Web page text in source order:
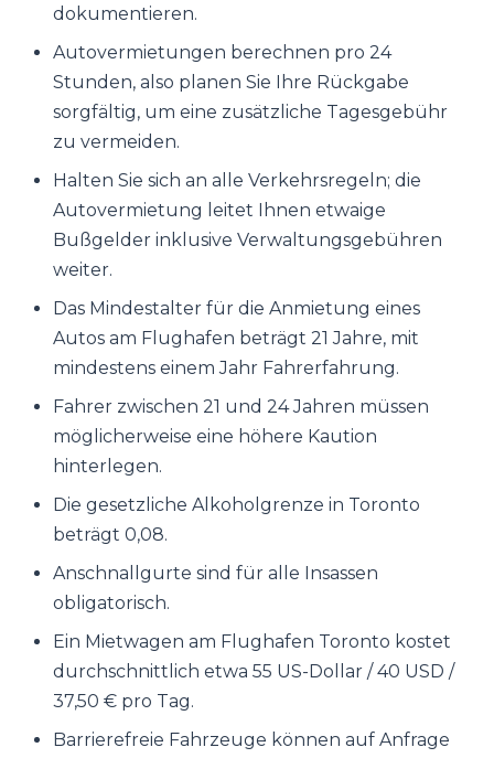
dokumentieren.
Autovermietungen berechnen pro 24
Stunden, also planen Sie Ihre Rückgabe
sorgfältig, um eine zusätzliche Tagesgebühr
zu vermeiden.
Halten Sie sich an alle Verkehrsregeln; die
Autovermietung leitet Ihnen etwaige
Bußgelder inklusive Verwaltungsgebühren
weiter.
Das Mindestalter für die Anmietung eines
Autos am Flughafen beträgt 21 Jahre, mit
mindestens einem Jahr Fahrerfahrung.
Fahrer zwischen 21 und 24 Jahren müssen
möglicherweise eine höhere Kaution
hinterlegen.
Die gesetzliche Alkoholgrenze in Toronto
beträgt 0,08.
Anschnallgurte sind für alle Insassen
obligatorisch.
Ein Mietwagen am Flughafen Toronto kostet
durchschnittlich etwa 55 US-Dollar / 40 USD /
37,50 € pro Tag.
Barrierefreie Fahrzeuge können auf Anfrage